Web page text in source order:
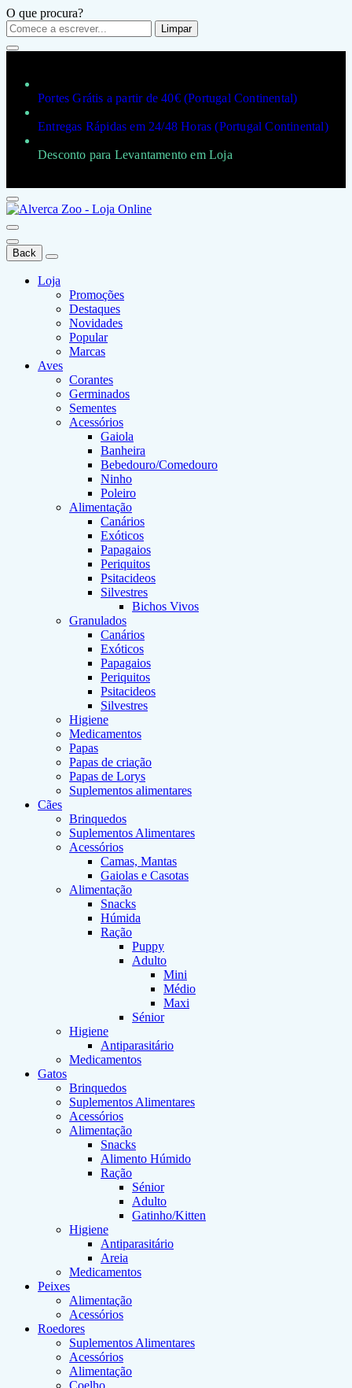
O que procura?
Limpar
Portes Grátis a partir de 40€ (Portugal Continental)
Entregas Rápidas em 24/48 Horas (Portugal Continental)
Desconto para Levantamento em Loja
Back
Loja
Promoções
Destaques
Novidades
Popular
Marcas
Aves
Corantes
Germinados
Sementes
Acessórios
Gaiola
Banheira
Bebedouro/Comedouro
Ninho
Poleiro
Alimentação
Canários
Exóticos
Papagaios
Periquitos
Psitacideos
Silvestres
Bichos Vivos
Granulados
Canários
Exóticos
Papagaios
Periquitos
Psitacideos
Silvestres
Higiene
Medicamentos
Papas
Papas de criação
Papas de Lorys
Suplementos alimentares
Cães
Brinquedos
Suplementos Alimentares
Acessórios
Camas, Mantas
Gaiolas e Casotas
Alimentação
Snacks
Húmida
Ração
Puppy
Adulto
Mini
Médio
Maxi
Sénior
Higiene
Antiparasitário
Medicamentos
Gatos
Brinquedos
Suplementos Alimentares
Acessórios
Alimentação
Snacks
Alimento Húmido
Ração
Sénior
Adulto
Gatinho/Kitten
Higiene
Antiparasitário
Areia
Medicamentos
Peixes
Alimentação
Acessórios
Roedores
Suplementos Alimentares
Acessórios
Alimentação
Coelho